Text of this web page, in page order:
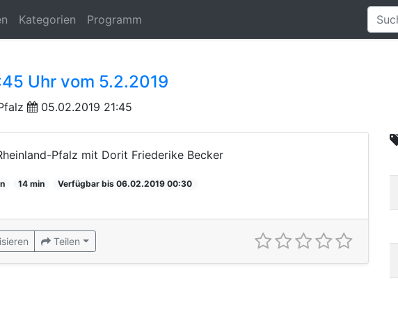
Kategorien Programm
Uhr vom 5.2.2019
05.02.2019 21:45
Pfalz mit Dorit Friederike Becker
14 min Verfügbar bis 06.02.2019 00:30
Teilen